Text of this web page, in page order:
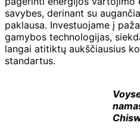
savybes, derinant su
paklausa. Investuojame į
gamybos technologijas,
langai atitiktų aukščiausius
standartus.